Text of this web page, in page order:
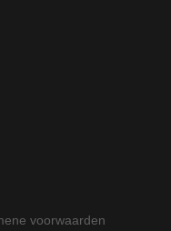
voorwaarden